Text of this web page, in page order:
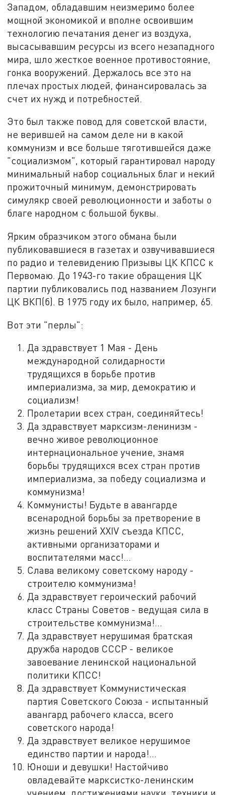
Западом, обладавшим неизмеримо более
мощной экономикой и вполне освоившим
технологию печатания денег из воздуха,
высасывавшим ресурсы из всего незападного
мира, шло жесткое военное противостояние,
гонка вооружений. Держалось все это на
плечах простых людей, финансировалась за
счет их нужд и потребностей.
Это был также повод для советской власти,
не верившей на самом деле ни в какой
коммунизм и все больше тяготившейся даже
"социализмом", который гарантировал народу
минимальный набор социальных благ и некий
прожиточный минимум, демонстрировать
симулякр своей революционности и заботы о
благе народном с большой буквы.
Ярким образчиком этого обмана были
публиковавшиеся в газетах и озвучивавшиеся
по радио и телевидению Призывы ЦК КПСС к
Первомаю. До 1943-го такие обращения ЦК
партии публиковались под названием Лозунги
ЦК ВКП(б). В 1975 году их было, например, 65.
Вот эти "перлы":
Да здравствует 1 Мая - День
международной солидарности
трудящихся в борьбе против
империализма, за мир, демократию и
социализм!
Пролетарии всех стран, соединяйтесь!
Да здравствует марксизм-ленинизм -
вечно живое революционное
интернациональное учение, знамя
борьбы трудящихся всех стран против
империализма, за победу социализма и
коммунизма!
Коммунисты! Будьте в авангарде
всенародной борьбы за претворение в
жизнь решений XXIV съезда КПСС,
активными организаторами и
воспитателями масс!...
Слава великому советскому народу -
строителю коммунизма!
Да здравствует героический рабочий
класс Страны Советов - ведущая сила в
строительстве коммунизма!...
Да здравствует нерушимая братская
дружба народов СССР - великое
завоевание ленинской национальной
политики КПСС!
Да здравствует Коммунистическая
партия Советского Союза - испытанный
авангард рабочего класса, всего
советского народа!
Да здравствует великое нерушимое
единство партии и народа!...
Юноши и девушки! Настойчиво
овладевайте марксистко-ленинским